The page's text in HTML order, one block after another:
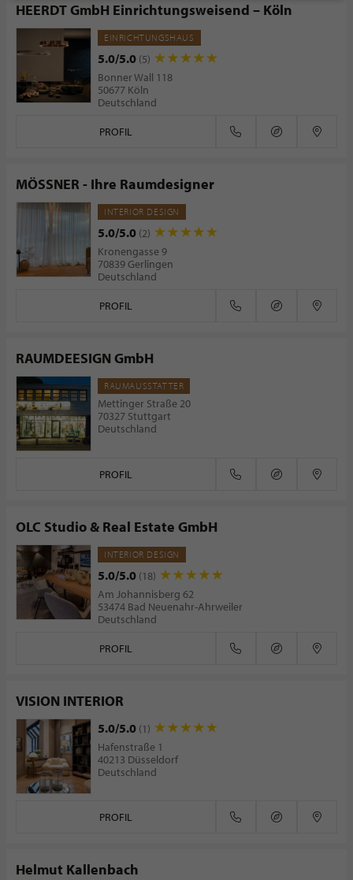
HEERDT GmbH Einrichtungsweisend – Köln
EINRICHTUNGSHAUS
5.0/5.0 (5)
Bonner Wall 118
50677 Köln
Deutschland
PROFIL
MÖSSNER - Ihre Raumdesigner
INTERIOR DESIGN
5.0/5.0 (2)
Kronengasse 9
70839 Gerlingen
Deutschland
PROFIL
RAUMDEESIGN GmbH
RAUMAUSSTATTER
Mettinger Straße 20
70327 Stuttgart
Deutschland
PROFIL
OLC Studio & Real Estate GmbH
INTERIOR DESIGN
5.0/5.0 (18)
Am Johannisberg 62
53474 Bad Neuenahr-Ahrweiler
Deutschland
PROFIL
VISION INTERIOR
5.0/5.0 (1)
Hafenstraße 1
40213 Düsseldorf
Deutschland
PROFIL
Helmut Kallenbach